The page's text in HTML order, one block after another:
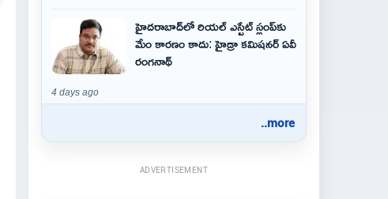
హైదరాబాద్‌లో రియల్ ఎస్టేట్ స్లంప్‌కు
మేం కారణం కాదు: హైడ్రా కమిషనర్ ఏవీ
రంగనాథ్
4 days ago
..more
ADVERTISEMENT